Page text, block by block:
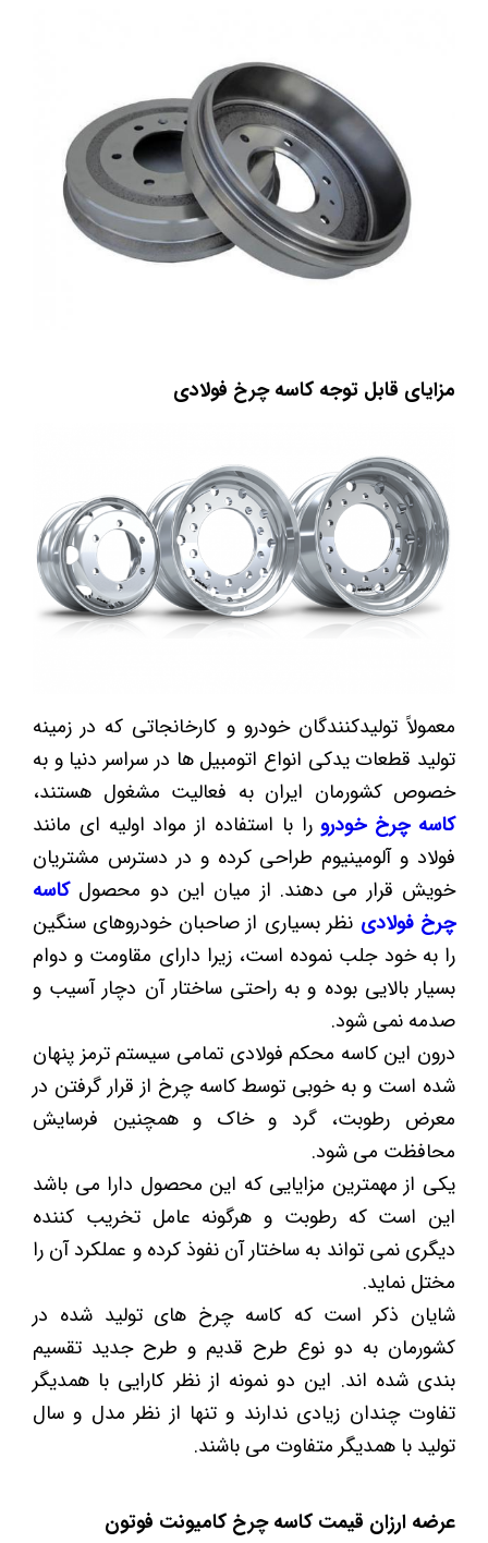
مزایای قابل توجه کاسه چرخ فولادی
معمولاً تولیدکنندگان خودرو و کارخانجاتی که در زمینه
تولید قطعات یدکی انواع اتومبیل ها در سراسر دنیا و به
خصوص کشورمان ایران به فعالیت مشغول هستند،
کاسه چرخ خودرو را با استفاده از مواد اولیه ای مانند
فولاد و آلومینیوم طراحی کرده و در دسترس مشتریان
خویش قرار می دهند. از میان این دو محصولکاسه
چرخ فولادی نظر بسیاری از صاحبان خودروهای سنگین
را به خود جلب نموده است، زیرا دارای مقاومت و دوام
بسیار بالایی بوده و به راحتی ساختار آن دچار آسیب و
صدمه نمی شود.
درون این کاسه محکم فولادی تمامی سیستم ترمز پنهان
شده است و به خوبی توسط کاسه چرخ از قرار گرفتن در
معرض رطوبت، گرد و خاک و همچنین فرسایش
محافظت می شود.
یکی از مهمترین مزایایی که این محصول دارا می باشد
این است که رطوبت و هرگونه عامل تخریب کننده
دیگری نمی تواند به ساختار آن نفوذ کرده و عملکرد آن را
مختل نماید.
شایان ذکر است که کاسه چرخ های تولید شده در
کشورمان به دو نوع طرح قدیم و طرح جدید تقسیم
بندی شده اند. این دو نمونه از نظر کارایی با همدیگر
تفاوت چندان زیادی ندارند و تنها از نظر مدل و سال
تولید با همدیگر متفاوت می باشند.
عرضه ارزان قیمت کاسه چرخ کامیونت فوتون